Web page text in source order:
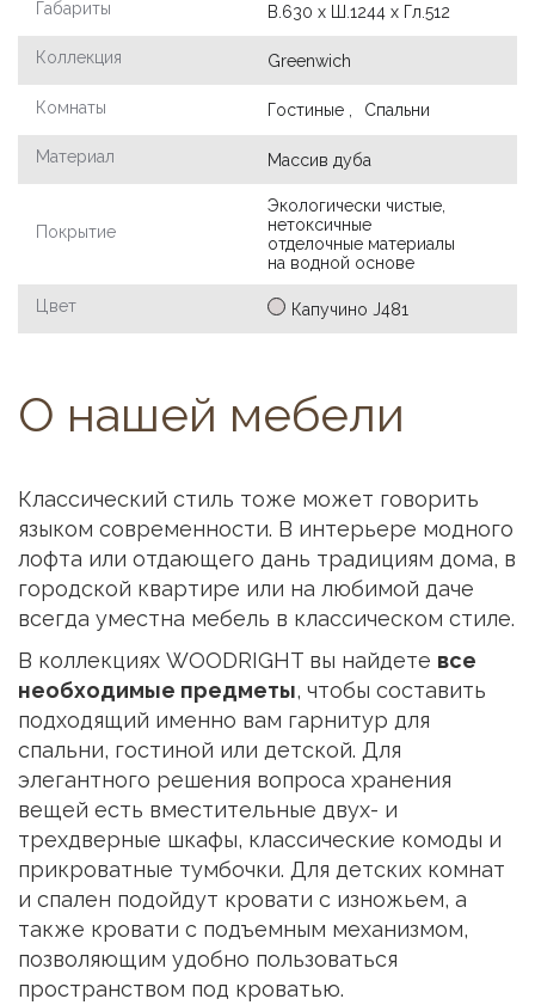
Габариты В.630 х Ш.1244 х Гл.512
Коллекция Greenwich
Комнаты Гостиные , Спальни
Материал Массив дуба
Покрытие
Экологически чистые,
нетоксичные
отделочные материалы
на водной основе
Цвет Капучино J481
О нашей мебели
Классический стиль тоже может говорить
языком современности. В интерьере модного
лофта или отдающего дань традициям дома, в
городской квартире или на любимой даче
всегда уместна мебель в классическом стиле.
В коллекциях WOODRIGHT вы найдете все
необходимые предметы, чтобы составить
подходящий именно вам гарнитур для
спальни, гостиной или детской. Для
элегантного решения вопроса хранения
вещей есть вместительные двух- и
трехдверные шкафы, классические комоды и
прикроватные тумбочки. Для детских комнат
и спален подойдут кровати с изножьем, а
также кровати с подъемным механизмом,
позволяющим удобно пользоваться
пространством под кроватью.